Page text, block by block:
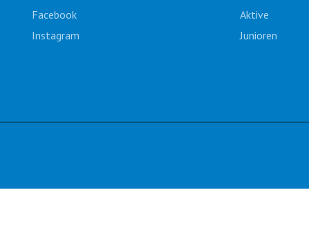
Facebook
Instagram
Aktive
Junioren